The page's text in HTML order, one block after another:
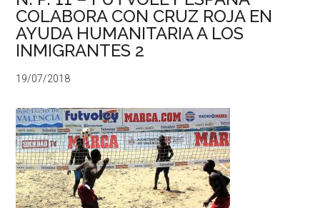
COLABORA CON CRUZ ROJA EN
AYUDA HUMANITARIA A LOS
INMIGRANTES 2
19/07/2018